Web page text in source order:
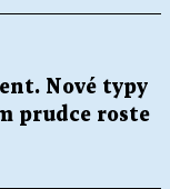
Nové typy
prudce roste